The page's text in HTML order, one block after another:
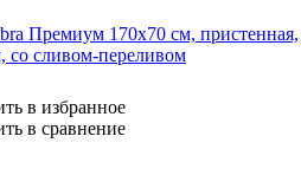
Премиум 170x70 см, пристенная,
со сливом-переливом
в избранное
в сравнение